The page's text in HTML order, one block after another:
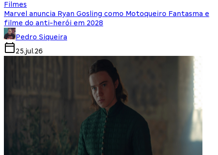
Filmes
Marvel anuncia Ryan Gosling como Motoqueiro Fantasma e
filme do anti-herói em 2028
Pedro Siqueira
25.jul.26